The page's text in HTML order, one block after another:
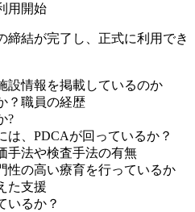
用開始
締結が完了し、正式に利用でき
設情報を掲載しているのか
？職員の経歴
?
は、PDCAが回っているか？
手法や検査手法の有無
性の高い療育を行っているか
た支援
いるか？